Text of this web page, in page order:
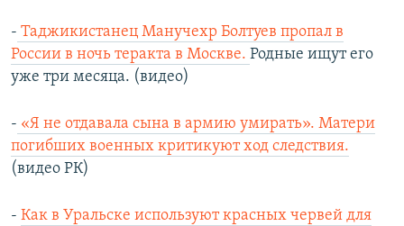
- Таджикистанец Манучехр Болтуев пропал в
России в ночь теракта в Москве. Родные ищут его
уже три месяца. (видео)
- «Я не отдавала сына в армию умирать». Матери
погибших военных критикуют ход следствия.
(видео РК)
- Как в Уральске используют красных червей для